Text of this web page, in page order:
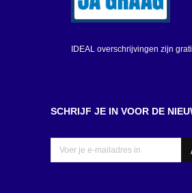
IDEAL overschrijvingen zijn
SCHRIJF JE IN VOOR DE